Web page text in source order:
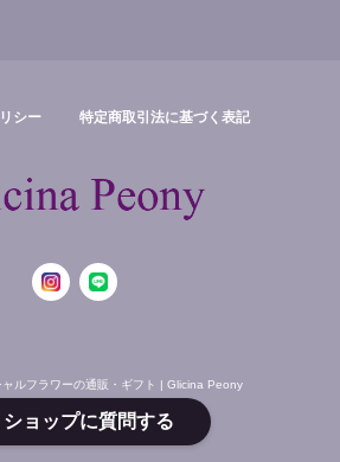
シー 特定商取引法に基づく表記
ルフラワーの通販・ギフト | Glicina Peony
ショップに質問する